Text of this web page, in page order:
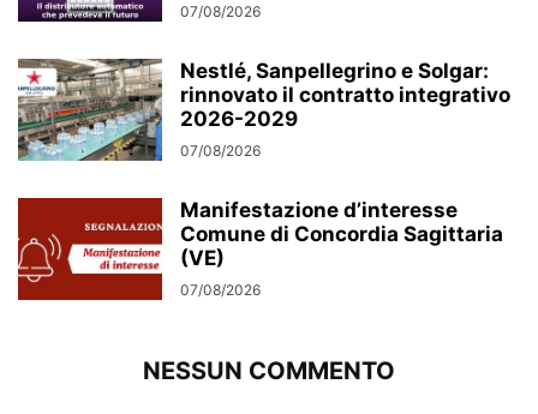
07/08/2026
Nestlé, Sanpellegrino e Solgar:
rinnovato il contratto integrativo
2026-2029
07/08/2026
Manifestazione d’interesse
Comune di Concordia Sagittaria
(VE)
07/08/2026
NESSUN COMMENTO